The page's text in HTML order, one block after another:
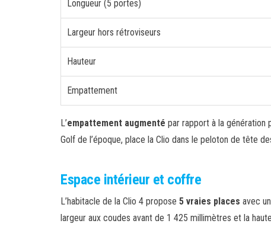
Longueur (5 portes)
Largeur hors rétroviseurs
Hauteur
Empattement
L’empattement augmenté par rapport à la génération
Golf de l’époque, place la Clio dans le peloton de tête
Espace intérieur et coffre
L’habitacle de la Clio 4 propose 5 vraies places avec
largeur aux coudes avant de 1 425 millimètres et la